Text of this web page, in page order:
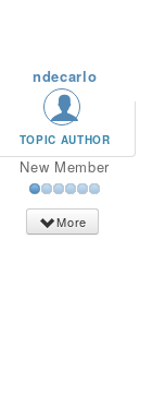
ndecarlo
TOPIC AUTHOR
New Member
More